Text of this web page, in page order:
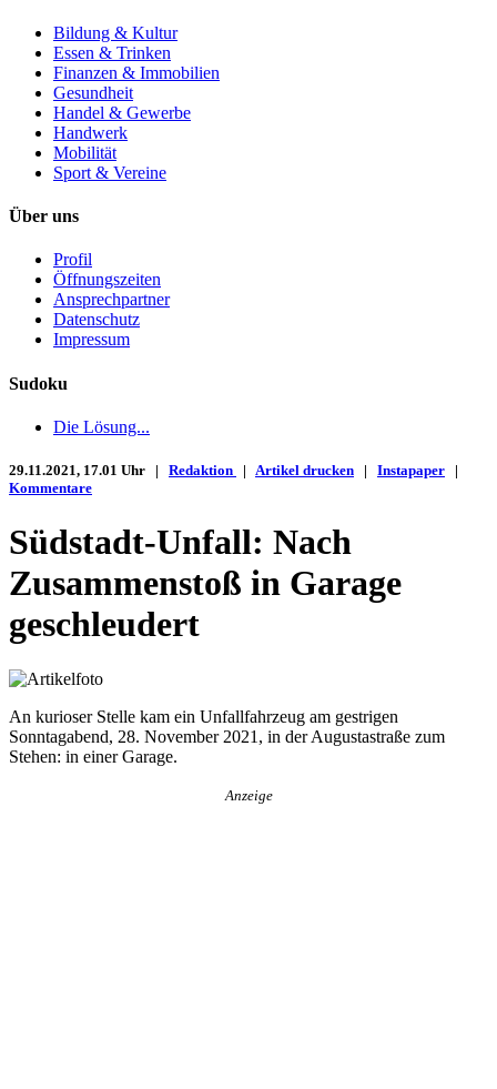
Bildung & Kultur
Essen & Trinken
Finanzen & Immobilien
Gesundheit
Handel & Gewerbe
Handwerk
Mobilität
Sport & Vereine
Über uns
Profil
Öffnungszeiten
Ansprechpartner
Datenschutz
Impressum
Sudoku
Die Lösung...
29.11.2021, 17.01 Uhr | Redaktion | Artikel drucken | Instapaper |
Kommentare
Südstadt-Unfall: Nach
Zusammenstoß in Garage
geschleudert
An kurioser Stelle kam ein Unfallfahrzeug am gestrigen
Sonntagabend, 28. November 2021, in der Augustastraße zum
Stehen: in einer Garage.
Anzeige